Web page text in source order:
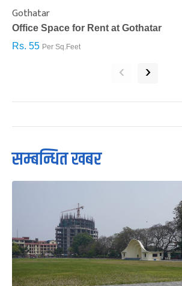
Gothatar
Office Space for Rent at Gothatar
Rs. 55 Per Sq.Feet
‹ ›
सम्बन्धित खबर